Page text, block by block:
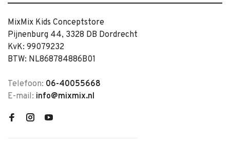
MixMix Kids Conceptstore
Pijnenburg 44, 3328 DB Dordrecht
KvK: 99079232
BTW: NL868784886B01
Telefoon: 06-40055668
E-mail: info@mixmix.nl